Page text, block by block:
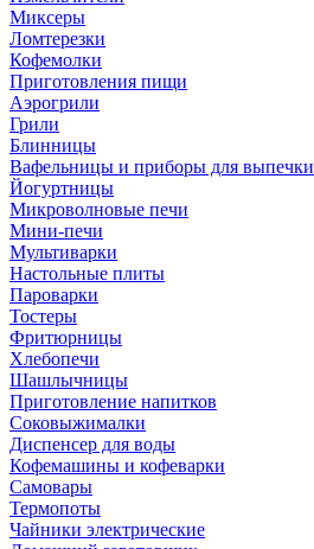
Миксеры
Ломтерезки
Кофемолки
Приготовления пищи
Аэрогрили
Грили
Блинницы
Вафельницы и приборы для выпечки
Йогуртницы
Микроволновые печи
Мини-печи
Мультиварки
Настольные плиты
Пароварки
Тостеры
Фритюрницы
Хлебопечи
Шашлычницы
Приготовление напитков
Соковыжималки
Диспенсер для воды
Кофемашины и кофеварки
Самовары
Термопоты
Чайники электрические